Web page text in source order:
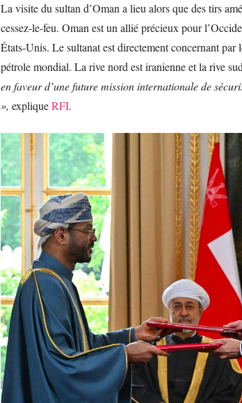
La visite du sultan d’Oman a lieu alors que des tirs
cessez-le-feu. Oman est un allié précieux pour
États-Unis. Le sultanat est directement concernant
pétrole mondial. La rive nord est iranienne et la rive
en faveur d’une future mission internationale de
», expliqueRFI.